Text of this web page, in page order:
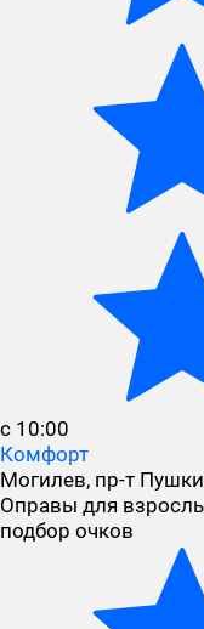
с 10:00
Комфорт
Могилев, пр-т
Оправы для
подбор очков